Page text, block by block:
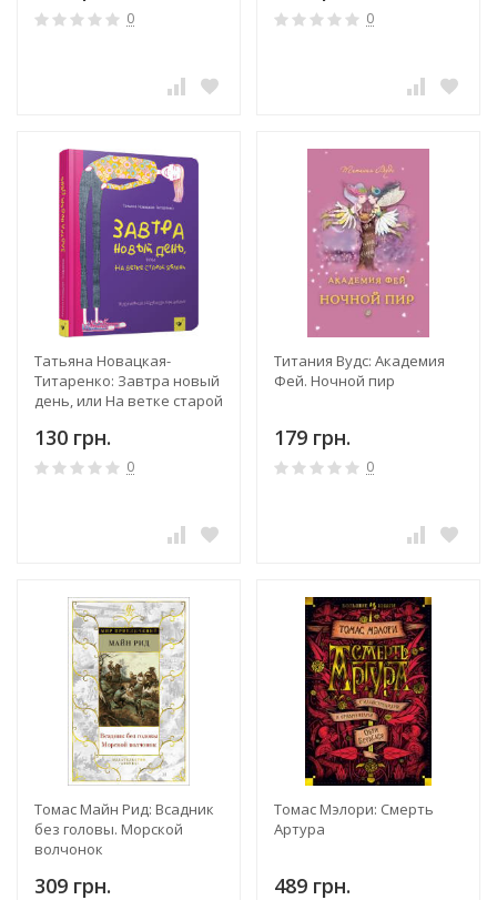
0 0
Татьяна Новацкая-
Титаренко: Завтра новый
день, или На ветке старой
130 грн.
0
Титания Вудс: Академия
Фей. Ночной пир
179 грн.
0
Томас Майн Рид: Всадник
без головы. Морской
волчонок
309 грн.
Томас Мэлори: Смерть
Артура
489 грн.